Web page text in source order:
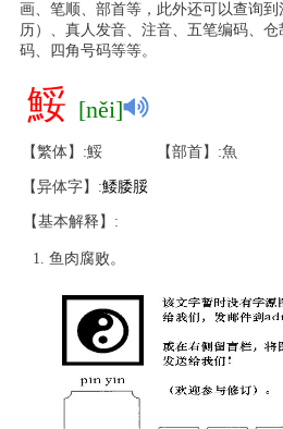
画、笔顺、部首等，此外还可以查询
历）、真人发音、注音、五笔编码、仓
码、四角号码等等。
鮾 [něi]
【繁体】:鮾 【部首】:魚
【异体字】:鯘腇脮
【基本解释】:
鱼肉腐败。